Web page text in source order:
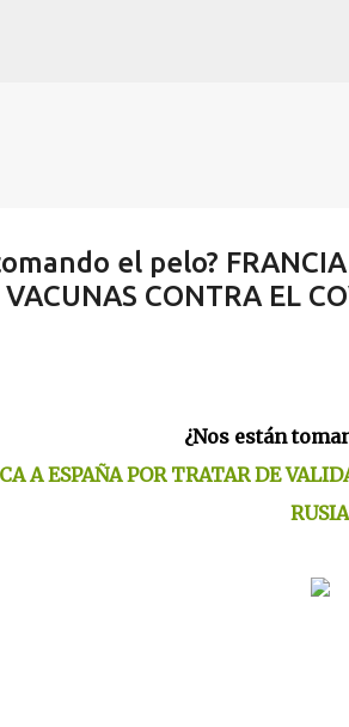
el pelo? FRANCIA
CONTRA EL
¿Nos están
A ESPAÑA POR TRATAR DE
RUSIA